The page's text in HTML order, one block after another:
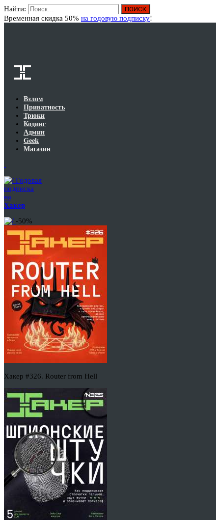
Найти:
Временная скидка 50% на годовую подписку!
Взлом
Приватность
Трюки
Кодинг
Админ
Geek
Магазин
Годовая
подписка
на
Хакер
-50%
Хакер #326. Router from Hell